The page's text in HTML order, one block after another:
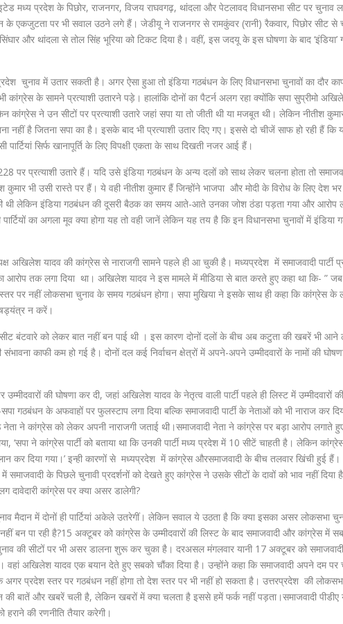
प्रदेश के पिछोर, राजनगर, विजय राघवगढ़, थांदला और पेटलावद विधानसभा सीट पर चुनाव
के एकजुटता पर भी सवाल उठने लगे हैं। जेडीयू ने राजनगर से रामकुंवर (रानी) रैकवार, पिछोर सीट से
और थांदला से तोल सिंह भूरिया को टिकट दिया है। वहीं, इस जदयू के इस घोषणा के बाद
चुनाव में उतार सकती है। अगर ऐसा हुआ तो इंडिया गठबंधन के लिए विधानसभा चुनावों का दौर
के सामने प्रत्याशी उतारने पड़े। हालांकि दोनों का पैटर्न अलग रहा क्योंकि सपा सुप्रीमो
कांग्रेस ने उन सीटों पर प्रत्याशी उतारे जहां सपा या तो जीती थी या मजबूत थी। लेकिन नीतीश
नहीं है जितना सपा का है। इसके बाद भी प्रत्याशी उतार दिए गए। इससे दो चीजें साफ हो रही हैं कि
सिर्फ खानापूर्ति के लिए विपक्षी एकता के साथ दिखती नजर आई हैं।
प्रत्याशी उतारे हैं। यदि उसे इंडिया गठबंधन के अन्य दलों को साथ लेकर चलना होता तो
भी उसी रास्ते पर हैं। ये वही नीतीश कुमार हैं जिन्होंने भाजपा और मोदी के विरोध के लिए देश भर
थी लेकिन इंडिया गठबंधन की दूसरी बैठक का समय आते-आते उनका जोश ठंडा पड़ता गया और आरोप
का अगला मूव क्या होगा यह तो वही जानें लेकिन यह तय है कि इन विधानसभा चुनावों में इंडिया
अखिलेश यादव की कांग्रेस से नाराजगी सामने पहले ही आ चुकी है। मध्यप्रदेश में समाजवादी पार्टी
तक लगा दिया था। अखिलेश यादव ने इस मामले में मीडिया से बात करते हुए कहा था कि- ”
पर नहीं लोकसभा चुनाव के समय गठबंधन होगा। सपा मुखिया ने इसके साथ ही कहा कि कांग्रेस के
न करें।
बंटवारे को लेकर बात नहीं बन पाई थी । इस कारण दोनों दलों के बीच अब कटुता की खबरें भी आने
काफी कम हो गई है। दोनों दल कई निर्वाचन क्षेत्रों में अपने-अपने उम्मीदवारों के नामों की
की घोषणा कर दी, जहां अखिलेश यादव के नेतृत्व वाली पार्टी पहले ही लिस्ट में उम्मीदवारों
के अफवाहों पर फुलस्टाप लगा दिया बल्कि समाजवादी पार्टी के नेताओं को भी नाराज कर
ने कांग्रेस को लेकर अपनी नाराजगी जताई थी।समाजवादी नेता ने कांग्रेस पर बड़ा आरोप लगाते
‘सपा ने कांग्रेस पार्टी को बताया था कि उनकी पार्टी मध्य प्रदेश में 10 सीटें चाहती है। लेकिन
कर दिया गया।’ इन्ही कारणों से मध्यप्रदेश में कांग्रेस औरसमाजवादी के बीच तलवार खिंची हुई
के पिछले चुनावी प्रदर्शनों को देखते हुए कांग्रेस ने उसके सीटों के दावों को भाव नहीं दिया
कांग्रेस पर क्या असर डालेगी?
मैदान में दोनों ही पार्टियां अकेले उतरेगीं। लेकिन सवाल ये उठता है कि क्या इसका असर लोकसभा
बन पा रही है?15 अक्टूबर को कांग्रेस के उम्मीदवारों की लिस्ट के बाद समाजवादी और कांग्रेस में
की सीटों पर भी असर डालना शुरू कर चुका है। दरअसल मंगलवार यानी 17 अक्टूबर को
अखिलेश यादव एक बयान देते हुए सबको चौंका दिया है। उन्होंने कहा कि समाजवादी अपने दम पर
प्रदेश स्तर पर गठबंधन नहीं होगा तो देश स्तर पर भी नहीं हो सकता है। उत्तरप्रदेश की
और खबरें चली है, लेकिन खबरों में क्या चलता है इससे हमें फर्क नहीं पड़ता।समाजवादी पीडीए
की रणनीति तैयार करेगी।